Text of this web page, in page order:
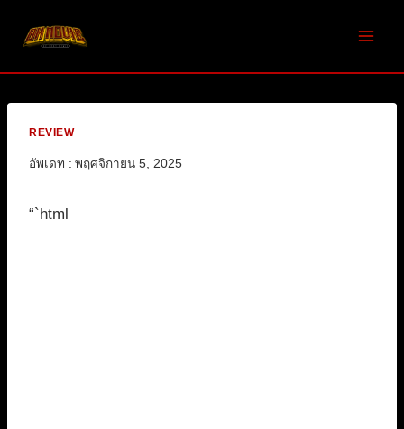
REVIEW
อัพเดท : พฤศจิกายน 5, 2025
“`html